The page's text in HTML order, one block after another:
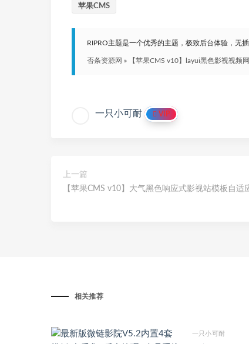
苹果CMS
RIPRO主题是一个优秀的主题，极致后台体验，无
否条资源网 » 【苹果CMS v10】layui黑色影视视频
一只小可耐 VIP
上一篇
【苹果CMS v10】大气黑色响应式影视站模板自适
相关推荐
一只小可耐